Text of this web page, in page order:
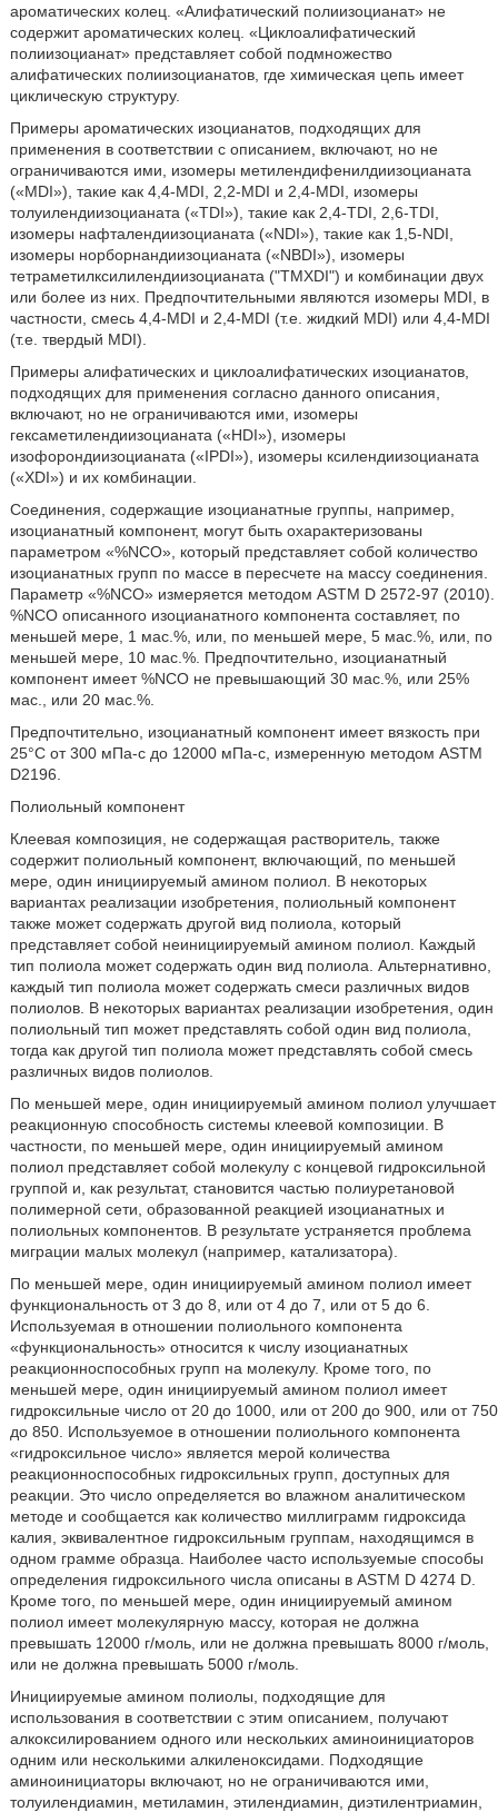
ароматических колец. «Алифатический полиизоцианат» не
содержит ароматических колец. «Циклоалифатический
полиизоцианат» представляет собой подмножество
алифатических полиизоцианатов, где химическая цепь имеет
циклическую структуру.
Примеры ароматических изоцианатов, подходящих для
применения в соответствии с описанием, включают, но не
ограничиваются ими, изомеры метилендифенилдиизоцианата
(«MDI»), такие как 4,4-MDI, 2,2-MDI и 2,4-MDI, изомеры
толуилендиизоцианата («TDI»), такие как 2,4-TDI, 2,6-TDI,
изомеры нафталендиизоцианата («NDI»), такие как 1,5-NDI,
изомеры норборнандиизоцианата («NBDI»), изомеры
тетраметилксилилендиизоцианата ("TMXDI") и комбинации двух
или более из них. Предпочтительными являются изомеры MDI, в
частности, смесь 4,4-MDI и 2,4-MDI (т.е. жидкий MDI) или 4,4-MDI
(т.е. твердый MDI).
Примеры алифатических и циклоалифатических изоцианатов,
подходящих для применения согласно данного описания,
включают, но не ограничиваются ими, изомеры
гексаметилендиизоцианата («HDI»), изомеры
изофорондиизоцианата («IPDI»), изомеры ксилендиизоцианата
(«XDI») и их комбинации.
Соединения, содержащие изоцианатные группы, например,
изоцианатный компонент, могут быть охарактеризованы
параметром «%NCO», который представляет собой количество
изоцианатных групп по массе в пересчете на массу соединения.
Параметр «%NCO» измеряется методом ASTM D 2572-97 (2010).
%NCO описанного изоцианатного компонента составляет, по
меньшей мере, 1 мас.%, или, по меньшей мере, 5 мас.%, или, по
меньшей мере, 10 мас.%. Предпочтительно, изоцианатный
компонент имеет %NCO не превышающий 30 мас.%, или 25%
мас., или 20 мас.%.
Предпочтительно, изоцианатный компонент имеет вязкость при
25°С от 300 мПа-с до 12000 мПа-с, измеренную методом ASTM
D2196.
Полиольный компонент
Клеевая композиция, не содержащая растворитель, также
содержит полиольный компонент, включающий, по меньшей
мере, один инициируемый амином полиол. В некоторых
вариантах реализации изобретения, полиольный компонент
также может содержать другой вид полиола, который
представляет собой неинициируемый амином полиол. Каждый
тип полиола может содержать один вид полиола. Альтернативно,
каждый тип полиола может содержать смеси различных видов
полиолов. В некоторых вариантах реализации изобретения, один
полиольный тип может представлять собой один вид полиола,
тогда как другой тип полиола может представлять собой смесь
различных видов полиолов.
По меньшей мере, один инициируемый амином полиол улучшает
реакционную способность системы клеевой композиции. В
частности, по меньшей мере, один инициируемый амином
полиол представляет собой молекулу с концевой гидроксильной
группой и, как результат, становится частью полиуретановой
полимерной сети, образованной реакцией изоцианатных и
полиольных компонентов. В результате устраняется проблема
миграции малых молекул (например, катализатора).
По меньшей мере, один инициируемый амином полиол имеет
функциональность от 3 до 8, или от 4 до 7, или от 5 до 6.
Используемая в отношении полиольного компонента
«функциональность» относится к числу изоцианатных
реакционноспособных групп на молекулу. Кроме того, по
меньшей мере, один инициируемый амином полиол имеет
гидроксильные число от 20 до 1000, или от 200 до 900, или от 750
до 850. Используемое в отношении полиольного компонента
«гидроксильное число» является мерой количества
реакционноспособных гидроксильных групп, доступных для
реакции. Это число определяется во влажном аналитическом
методе и сообщается как количество миллиграмм гидроксида
калия, эквивалентное гидроксильным группам, находящимся в
одном грамме образца. Наиболее часто используемые способы
определения гидроксильного числа описаны в ASTM D 4274 D.
Кроме того, по меньшей мере, один инициируемый амином
полиол имеет молекулярную массу, которая не должна
превышать 12000 г/моль, или не должна превышать 8000 г/моль,
или не должна превышать 5000 г/моль.
Инициируемые амином полиолы, подходящие для
использования в соответствии с этим описанием, получают
алкоксилированием одного или нескольких аминоинициаторов
одним или несколькими алкиленоксидами. Подходящие
аминоинициаторы включают, но не ограничиваются ими,
толуилендиамин, метиламин, этилендиамин, диэтилентриамин,